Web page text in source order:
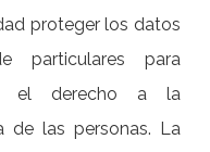
proteger los datos
particulares para
el derecho a la
de las personas. La